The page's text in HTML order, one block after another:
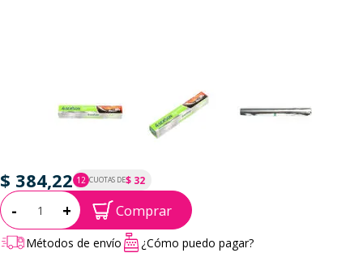
$ 384,22 12 CUOTAS DE$ 32
P.T.F. $ 384
Cantidad:
- + Comprar
Métodos de envío
¿Cómo puedo pagar?